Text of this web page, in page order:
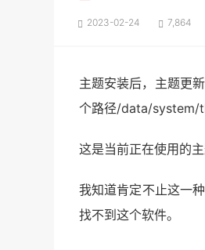
2023-02-24 7,864
主题安装后，主题更
个路径/data/system/
这是当前正在使用的
我知道肯定不止这一
找不到这个软件。